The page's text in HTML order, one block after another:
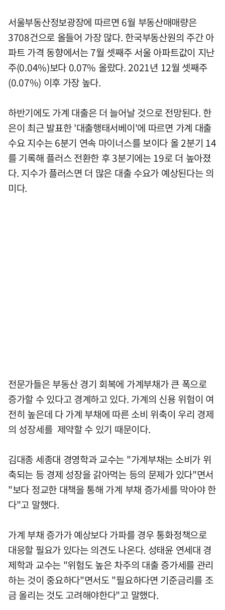
서울부동산정보광장에 따르면 6월 부동산매매량은
3708건으로 올들어 가장 많다. 한국부동산원의 주간 아
파트 가격 동향에서는 7월 셋째주 서울 아파트값이 지난
주(0.04%)보다 0.07% 올랐다. 2021년 12월 셋째주
(0.07%) 이후 가장 높다.
하반기에도 가계 대출은 더 늘어날 것으로 전망된다. 한
은이 최근 발표한 '대출행태서베이'에 따르면 가계 대출
수요 지수는 6분기 연속 마이너스를 보이다 올 2분기 14
를 기록해 플러스 전환한 후 3분기에는 19로 더 높아졌
다. 지수가 플러스면 더 많은 대출 수요가 예상된다는 의
미다.
전문가들은 부동산 경기 회복에 가계부채가 큰 폭으로
증가할 수 있다고 경계하고 있다. 가계의 신용 위험이 여
전히 높은데 다 가계 부채에 따른 소비 위축이 우리 경제
의 성장세를 제약할 수 있기 때문이다.
김대종 세종대 경영학과 교수는 "가계부채는 소비가 위
축되는 등 경제 성장을 갉아먹는 등의 문제가 있다"면서
"보다 정교한 대책을 통해 가계 부채 증가세를 막아야 한
다"고 말했다.
가계 부채 증가가 예상보다 가파를 경우 통화정책으로
대응할 필요가 있다는 의견도 나온다. 성태윤 연세대 경
제학과 교수는 "위험도 높은 차주의 대출 증가세를 관리
하는 것이 중요하다"면서도 "필요하다면 기준금리를 조
금 올리는 것도 고려해야한다"고 말했다.